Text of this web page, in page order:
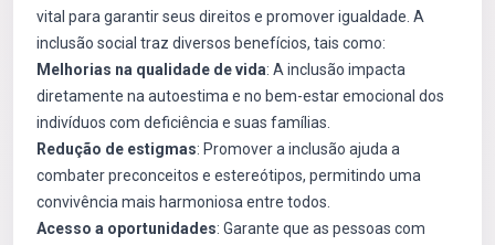
vital para garantir seus direitos e promover igualdade. A
inclusão social traz diversos benefícios, tais como:
Melhorias na qualidade de vida: A inclusão impacta
diretamente na autoestima e no bem-estar emocional dos
indivíduos com deficiência e suas famílias.
Redução de estigmas: Promover a inclusão ajuda a
combater preconceitos e estereótipos, permitindo uma
convivência mais harmoniosa entre todos.
Acesso a oportunidades: Garante que as pessoas com